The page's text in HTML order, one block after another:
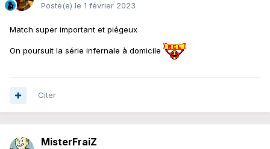
Posté(e) le 1 février 2023
Match super important et piégeux
On poursuit la série infernale à domicile
Citer
MisterFraiZ